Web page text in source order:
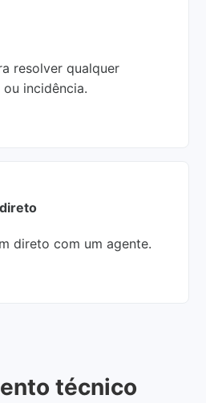
resolver qualquer
incidência.
direto com um agente.
técnico